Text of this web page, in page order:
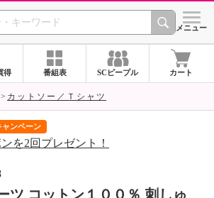
SHOP CHANNEL シメニュー
得 番組表 SCピープル カート
カットソー／Ｔシャツ
ャンペーン
を2回プレゼント！
ツ コットン１００％ 刺しゅ